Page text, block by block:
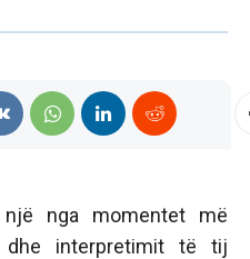
nga momentet më
dhe interpretimit të tij